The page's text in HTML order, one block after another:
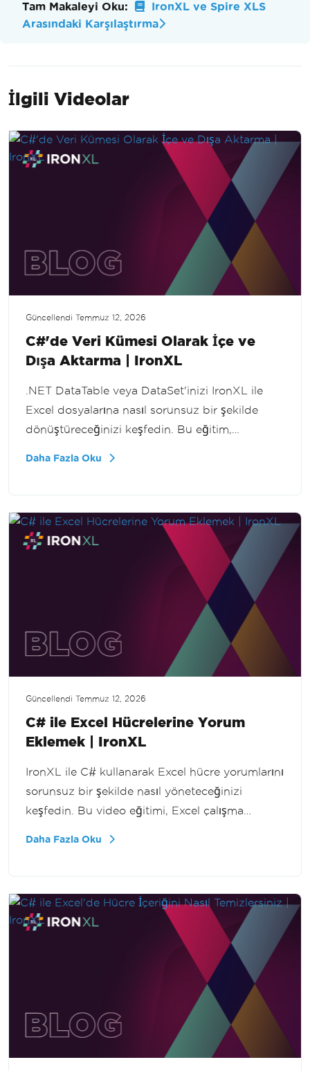
Tam Makaleyi Oku:
IronXL ve Spire XLS
Arasındaki Karşılaştırma
İlgili Videolar
Güncellendi Temmuz 12, 2026
C#'de Veri Kümesi Olarak İçe ve
Dışa Aktarma | IronXL
.NET DataTable veya DataSet'inizi IronXL ile
Excel dosyalarına nasıl sorunsuz bir şekilde
dönüştüreceğinizi keşfedin. Bu eğitim,
Daha Fazla Oku
Güncellendi Temmuz 12, 2026
C# ile Excel Hücrelerine Yorum
Eklemek | IronXL
IronXL ile C# kullanarak Excel hücre yorumlarını
sorunsuz bir şekilde nasıl yöneteceğinizi
keşfedin. Bu video eğitimi, Excel çalışma
mükemmel.
Daha Fazla Oku